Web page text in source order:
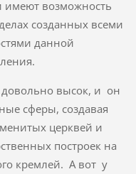
имеют возможность
созданных всеми
данной
довольно высок, и он
сферы, создавая
церквей и
построек на
кремлей. А вот у